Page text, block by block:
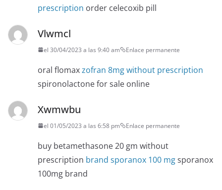
prescription order celecoxib pill
Vlwmcl
el 30/04/2023 a las 9:40 am Enlace permanente
oral flomaxzofran 8mg without prescription
spironolactone for sale online
Xwmwbu
el 01/05/2023 a las 6:58 pm Enlace permanente
buy betamethasone 20 gm without
prescription brand sporanox 100 mgsporanox
100mg brand